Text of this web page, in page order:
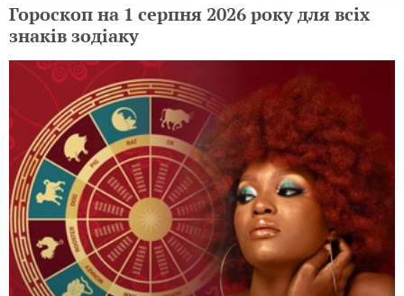
Гороскоп на 1 серпня 2026 року для всіх
знаків зодіаку